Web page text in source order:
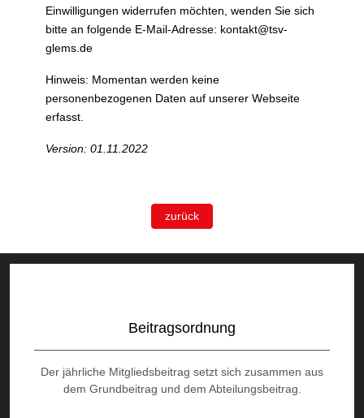
Einwilligungen widerrufen möchten, wenden Sie sich
bitte an folgende E-Mail-Adresse: kontakt@tsv-
glems.de
Hinweis: Momentan werden keine
personenbezogenen Daten auf unserer Webseite
erfasst.
Version: 01.11.2022
zurück
Beitragsordnung
Der jährliche Mitgliedsbeitrag setzt sich zusammen aus
dem Grundbeitrag und dem Abteilungsbeitrag.